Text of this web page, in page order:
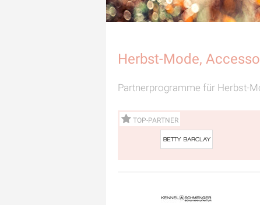
Herbst-Mode,
Partnerprogramme für Herbst-
TOP-PARTNER